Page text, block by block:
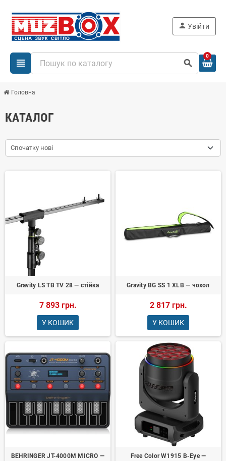
view_headline search
person Увійти
0
Головна
КАТАЛОГ
Спочатку нові
Gravity LS TB TV 28 — стійка
7 893 грн.
У КОШИК
Gravity BG SS 1 XLB — чохол
2 817 грн.
У КОШИК
BEHRINGER JT-4000M MICRO —
Free Color W1915 B-Eye —